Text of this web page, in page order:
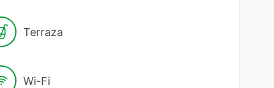
Terraza
Wi-Fi